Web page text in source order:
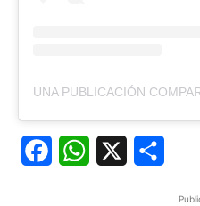
FacebookWhatsApp